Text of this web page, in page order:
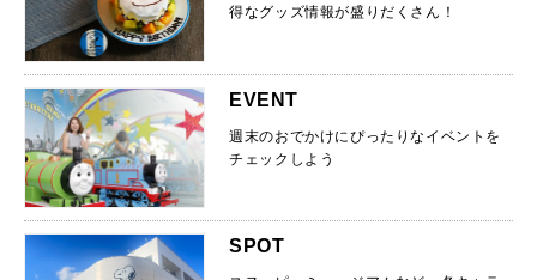
得なグッズ情報が盛りだくさん！
EVENT
週末のおでかけにぴったりなイベントを
チェックしよう
SPOT